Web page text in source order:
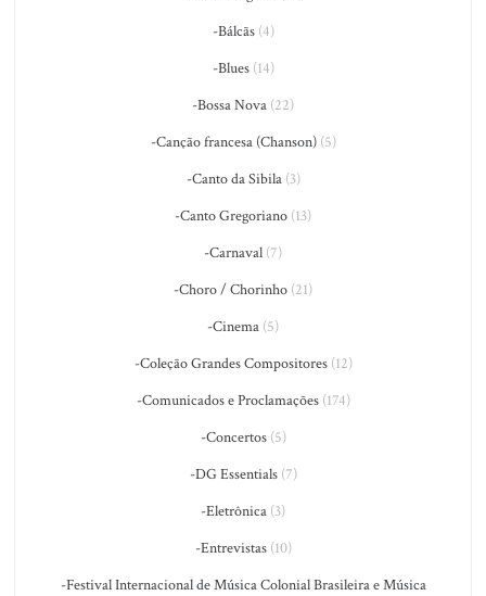
-Bálcãs(4)
-Blues(14)
-Bossa Nova (22)
-Canção francesa (Chanson)(5)
-Canto da Sibila(3)
-Canto Gregoriano (13)
-Carnaval (7)
-Choro / Chorinho (21)
-Cinema (5)
-Coleção Grandes Compositores(12)
-Comunicados e Proclamações(174)
-Concertos(5)
-DG Essentials(7)
-Eletrônica (3)
-Entrevistas(10)
-Festival Internacional de Música Colonial Brasileira e Música